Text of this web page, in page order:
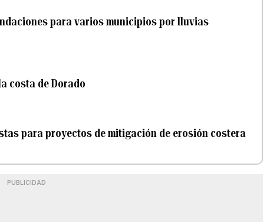
para varios municipios por lluvias
costa de Dorado
para proyectos de mitigación de erosión costera
PUBLICIDAD